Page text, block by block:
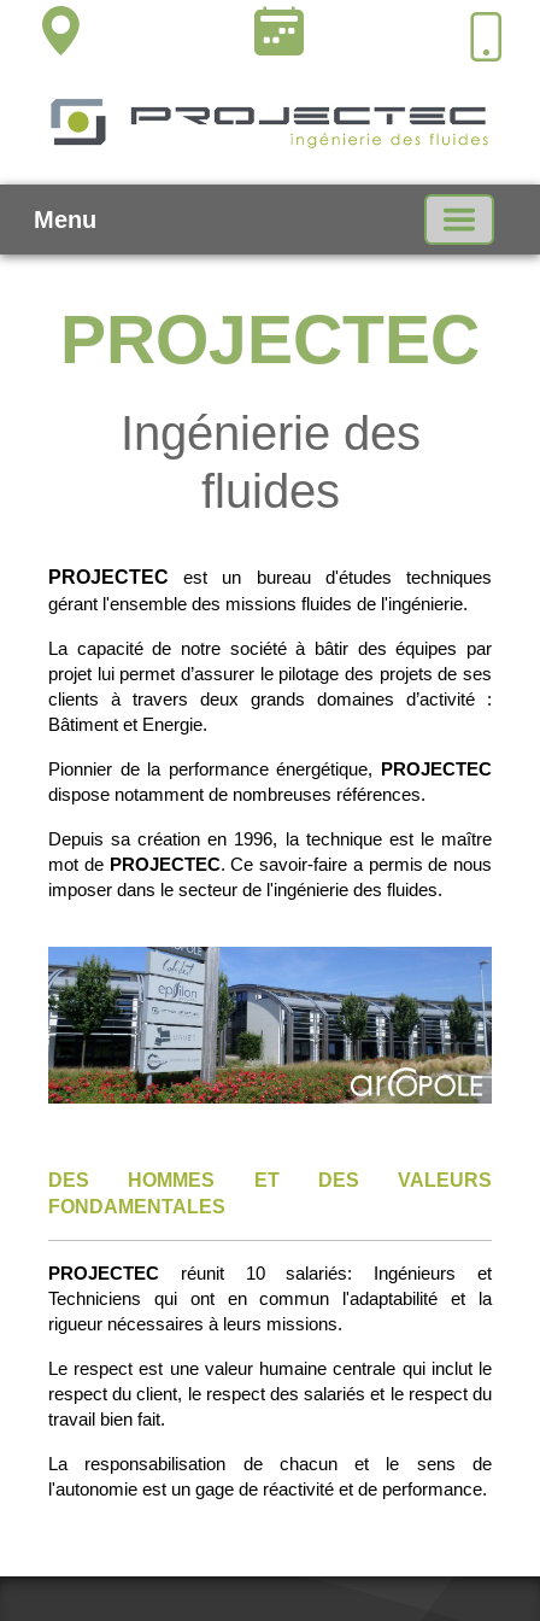
Menu
PROJECTEC
Ingénierie des
fluides
PROJECTEC
est un bureau d'études techniques
gérant l'ensemble des missions fluides de l'ingénierie.
La capacité de notre société à bâtir des équipes par
projet lui permet d’assurer le pilotage des projets de ses
clients à travers deux grands domaines d’activité :
Bâtiment et Energie.
Pionnier de la performance énergétique, PROJECTEC
dispose notamment de nombreuses références.
Depuis sa création en 1996, la technique est le maître
mot de PROJECTEC. Ce savoir-faire a permis de nous
imposer dans le secteur de l'ingénierie des fluides.
DES HOMMES ET DES VALEURS
FONDAMENTALES
PROJECTEC réunit 10 salariés: Ingénieurs et
Techniciens qui ont en commun l'adaptabilité et la
rigueur nécessaires à leurs missions.
Le respect est une valeur humaine centrale qui inclut le
respect du client, le respect des salariés et le respect du
travail bien fait.
La responsabilisation de chacun et le sens de
l'autonomie est un gage de réactivité et de performance.